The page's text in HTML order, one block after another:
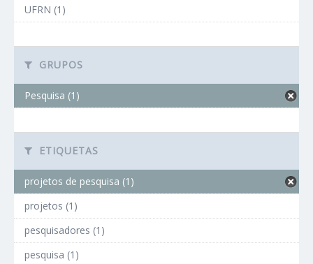
UFRN (1)
GRUPOS
Pesquisa (1)
ETIQUETAS
projetos de pesquisa (1)
projetos (1)
pesquisadores (1)
pesquisa (1)